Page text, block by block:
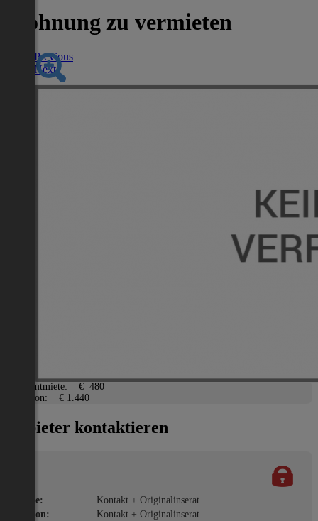
Wohnung zu vermieten
Previous
Next
Gesamtmiete:
€ 480
Kaution:
€ 1.440
Anbieter kontaktieren
Name:
Kontakt + Originalinserat
Telefon:
Kontakt + Originalinserat